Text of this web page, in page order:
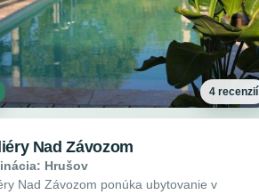
4 recenzií
Nad Závozom
Hrušov
Nad Závozom ponúka ubytovanie v